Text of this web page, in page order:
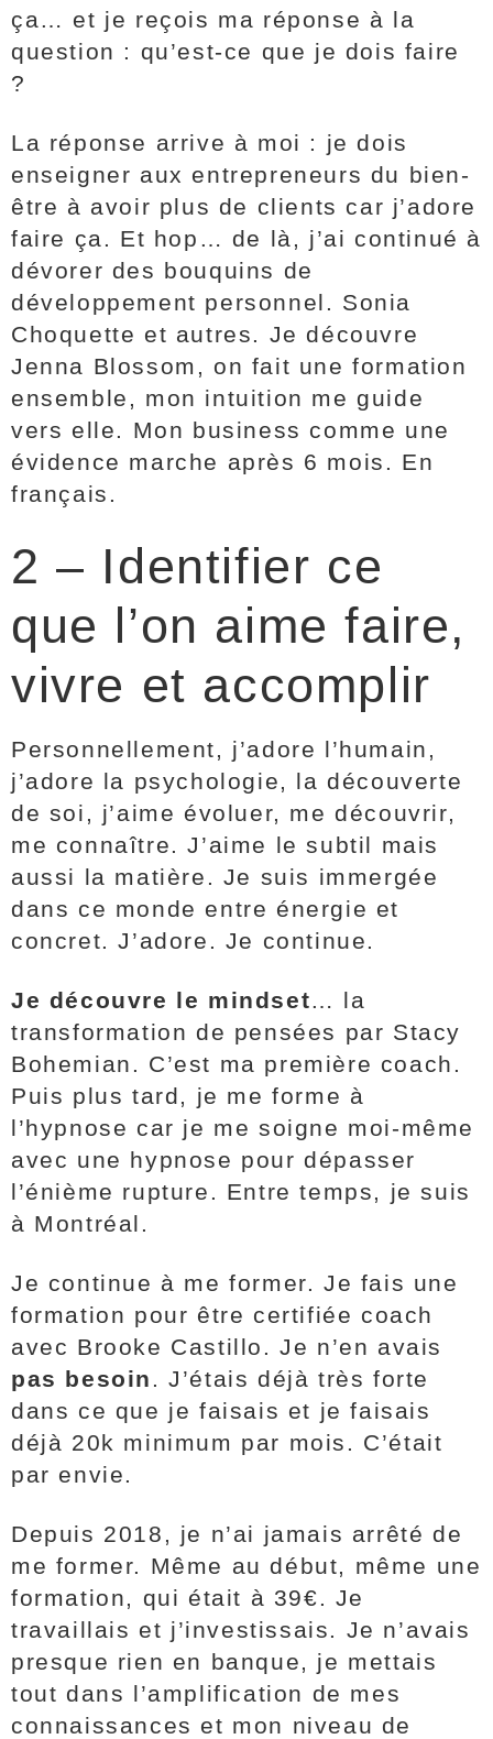
ça… et je reçois ma réponse à la
question : qu’est-ce que je dois faire
?
La réponse arrive à moi : je dois
enseigner aux entrepreneurs du bien-
être à avoir plus de clients car j’adore
faire ça. Et hop… de là, j’ai continué à
dévorer des bouquins de
développement personnel. Sonia
Choquette et autres. Je découvre
Jenna Blossom, on fait une formation
ensemble, mon intuition me guide
vers elle. Mon business comme une
évidence marche après 6 mois. En
français.
2 – Identifier ce
que l’on aime faire,
vivre et accomplir
Personnellement, j’adore l’humain,
j’adore la psychologie, la découverte
de soi, j’aime évoluer, me découvrir,
me connaître. J’aime le subtil mais
aussi la matière. Je suis immergée
dans ce monde entre énergie et
concret. J’adore. Je continue.
Je découvre le mindset… la
transformation de pensées par Stacy
Bohemian. C’est ma première coach.
Puis plus tard, je me forme à
l’hypnose car je me soigne moi-même
avec une hypnose pour dépasser
l’énième rupture. Entre temps, je suis
à Montréal.
Je continue à me former. Je fais une
formation pour être certifiée coach
avec Brooke Castillo. Je n’en avais
pas besoin . J’étais déjà très forte
dans ce que je faisais et je faisais
déjà 20k minimum par mois. C’était
par envie.
Depuis 2018, je n’ai jamais arrêté de
me former. Même au début, même une
formation, qui était à 39€. Je
travaillais et j’investissais. Je n’avais
presque rien en banque, je mettais
tout dans l’amplification de mes
connaissances et mon niveau de